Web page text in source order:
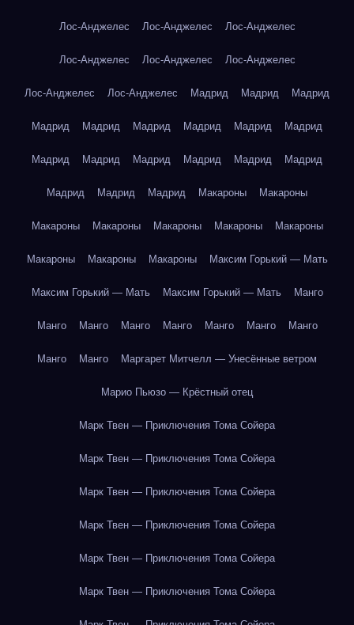
Лос-Анджелес Лос-Анджелес Лос-Анджелес
Лос-Анджелес Лос-Анджелес Лос-Анджелес
Лос-Анджелес Лос-Анджелес Мадрид Мадрид Мадрид
Мадрид Мадрид Мадрид Мадрид Мадрид Мадрид
Мадрид Мадрид Мадрид Мадрид Мадрид Мадрид
Мадрид Мадрид Мадрид Макароны Макароны
Макароны Макароны Макароны Макароны Макароны
Макароны Макароны Макароны Максим Горький — Мать
Максим Горький — Мать Максим Горький — Мать Манго
Манго Манго Манго Манго Манго Манго Манго
Манго Манго Маргарет Митчелл — Унесённые ветром
Марио Пьюзо — Крёстный отец
Марк Твен — Приключения Тома Сойера
Марк Твен — Приключения Тома Сойера
Марк Твен — Приключения Тома Сойера
Марк Твен — Приключения Тома Сойера
Марк Твен — Приключения Тома Сойера
Марк Твен — Приключения Тома Сойера